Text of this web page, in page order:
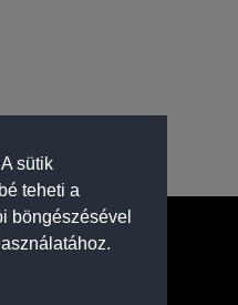
sütik
teheti a
böngészésével